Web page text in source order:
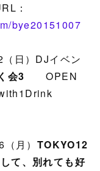
：
bye20151007
日）DJイベン
会3 OPEN
with1Drink
月） TOKYO12
て、別れても好